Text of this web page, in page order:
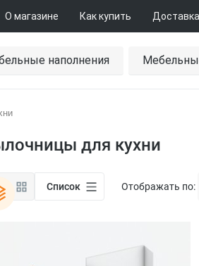
О магазине Как купить
наполнения
для кухни
Список Отображать по: